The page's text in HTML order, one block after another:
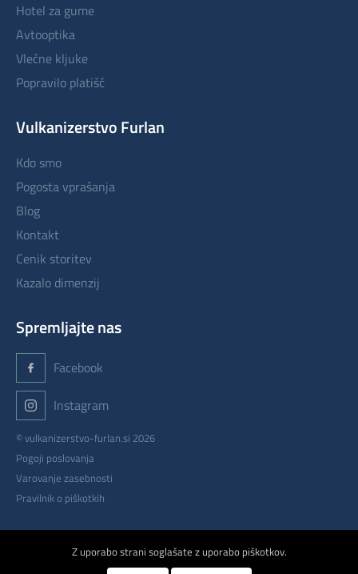
hotel za gume
avtooptika
vlečne kljuke
popravilo platišč
Vulkanizerstvo Furlan
kdo smo
pogosta vprašanja
blog
kontakt
cenik storitev
kazalo dimenzij
Spremljajte nas
Facebook
Instagram
© vulkanizerstvo-furlan.si 2026
Pogoji poslovanja
Varovanje zasebnosti
Pravilnik o piškotkih
Z uporabo strani soglašate z uporabo piškotkov.